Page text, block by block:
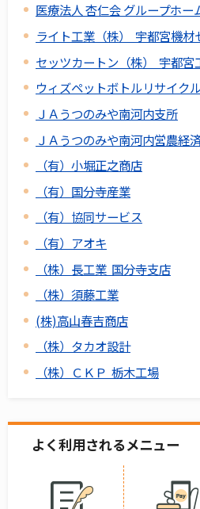
医療法人 杏仁会 グループホー
ライト工業（株） 宇都宮機材
セッツカートン（株） 宇都宮
ウィズペットボトルリサイク
ＪＡうつのみや南河内支所
ＪＡうつのみや南河内営農経
（有）小堀正之商店
（有）国分寺産業
（有）協同サービス
（有）アオキ
（株）長工業 国分寺支店
（株）須藤工業
(株)高山春吉商店
（株）タカオ設計
（株）ＣＫＰ 栃木工場
よく利用されるメニュー